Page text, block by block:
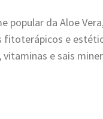
popular da Aloe
e
e sais